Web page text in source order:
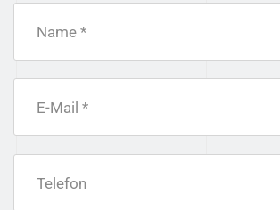
Name *
E-Mail *
Telefon